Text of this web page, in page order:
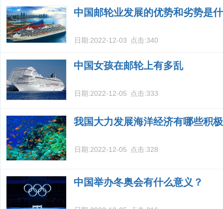
中国邮轮业发展的优势和劣势是
日期:2022-12-03 点击:340
中国女孩在邮轮上有多乱
日期:2022-12-05 点击:333
我国大力发展海洋经济有哪些积
日期:2022-12-05 点击:328
中国举办冬奥会有什么意义？